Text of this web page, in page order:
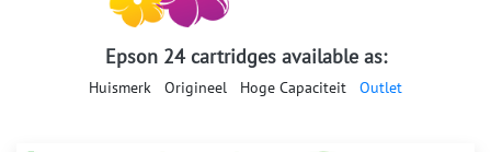
Epson 24 cartridges available as:
Huismerk Origineel Hoge Capaciteit Outlet